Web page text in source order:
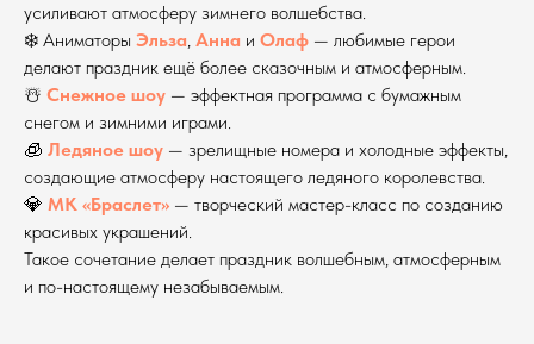
усиливают атмосферу зимнего волшебства.
❄️ Аниматоры Эльза, Анна и Олаф — любимые герои
делают праздник ещё более сказочным и атмосферным.
☃️ Снежное шоу — эффектная программа с бумажным
снегом и зимними играми.
🧊 Ледяное шоу — зрелищные номера и холодные эффекты,
создающие атмосферу настоящего ледяного королевства.
💎 МК «Браслет» — творческий мастер-класс по созданию
красивых украшений.
Такое сочетание делает праздник волшебным, атмосферным
и по-настоящему незабываемым.